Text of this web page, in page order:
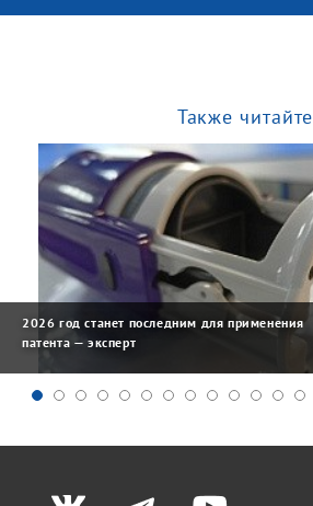
Также читайте
2026 год станет последним для применения
патента — эксперт